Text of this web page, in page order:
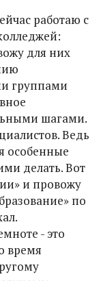
работаю с
для них
группами
шагами.
Ведь
особенные
делать. Вот
и провожу
по
- это
время